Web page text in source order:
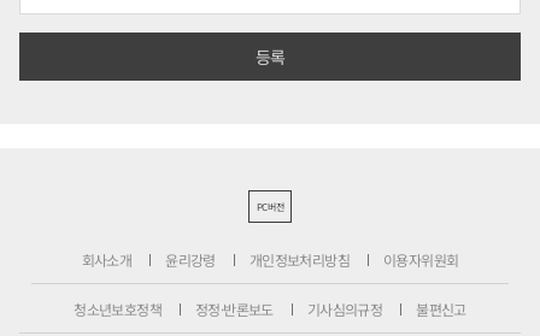
PC버전
회사소개 윤리강령 개인정보처리방침 이용자위원회
청소년보호정책 정정·반론보도 기사심의규정 불편신고